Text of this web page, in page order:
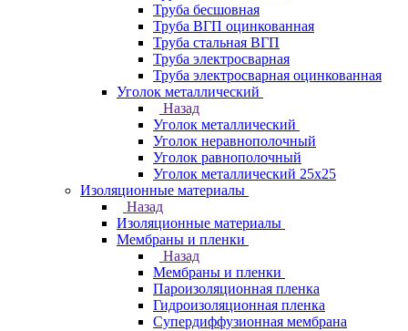
Труба бесшовная
Труба ВГП оцинкованная
Труба стальная ВГП
Труба электросварная
Труба электросварная оцинкованная
Уголок металлический
Назад
Уголок металлический
Уголок неравнополочный
Уголок равнополочный
Уголок металлический 25х25
Изоляционные материалы
Назад
Изоляционные материалы
Мембраны и пленки
Назад
Мембраны и пленки
Пароизоляционная пленка
Гидроизоляционная пленка
Супердиффузионная мембрана